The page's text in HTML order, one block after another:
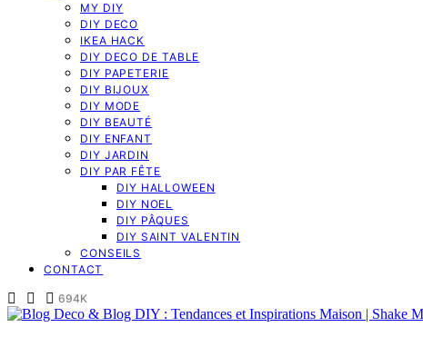
MY DIY
DIY DECO
IKEA HACK
DIY DECO DE TABLE
DIY PAPETERIE
DIY BIJOUX
DIY MODE
DIY BEAUTÉ
DIY ENFANT
DIY JARDIN
DIY PAR FÊTE
DIY HALLOWEEN
DIY NOEL
DIY PÂQUES
DIY SAINT VALENTIN
CONSEILS
CONTACT
694K